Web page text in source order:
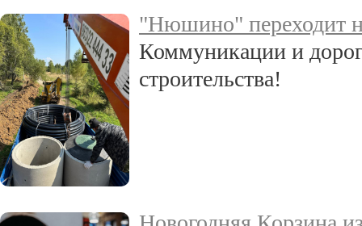
"Нюшино" переходит
Коммуникации и
строительства!